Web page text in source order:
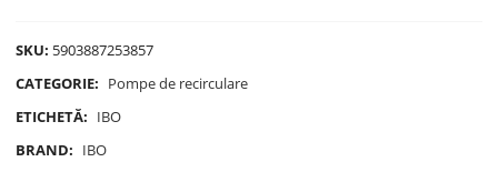
SKU: 5903887253857
CATEGORIE: Pompe de recirculare
ETICHETĂ: IBO
BRAND: IBO